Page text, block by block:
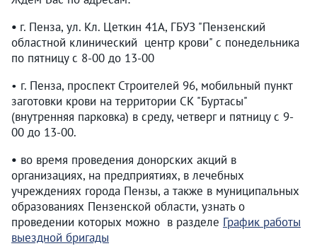
• г. Пенза, ул. Кл. Цеткин 41А, ГБУЗ "Пензенский
областной клинический центр крови" с понедельника
по пятницу с 8-00 до 13-00
• г. Пенза, проспект Строителей 96, мобильный пункт
заготовки крови на территории СК "Буртасы"
(внутренняя парковка) в среду, четверг и пятницу с 9-
00 до 13-00.
• во время проведения донорских акций в
организациях, на предприятиях, в лечебных
учреждениях города Пензы, а также в муниципальных
образованиях Пензенской области, узнать о
проведении которых можно в разделе График работы
выездной бригады